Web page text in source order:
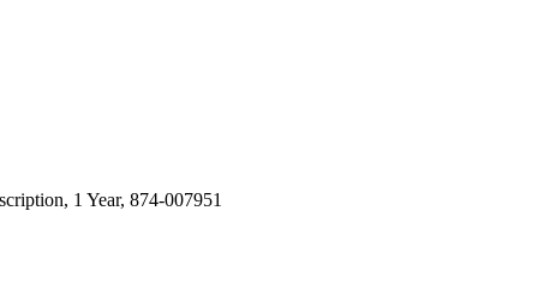
1 Year, 874-007951